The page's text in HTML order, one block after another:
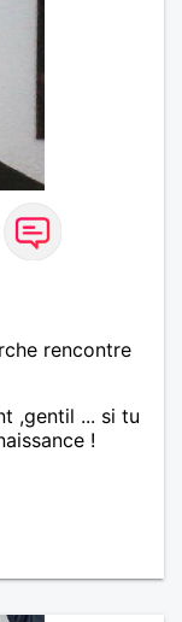
rencontre
,gentil ... si tu
!